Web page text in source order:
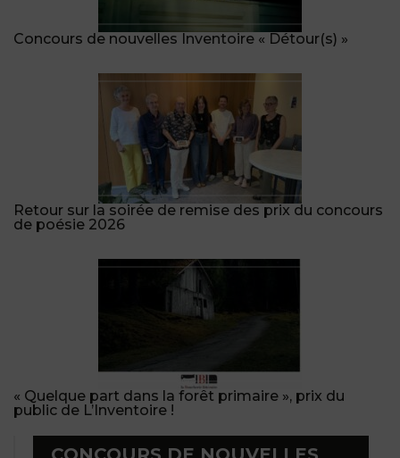
Concours de nouvelles Inventoire « Détour(s) »
Retour sur la soirée de remise des prix du concours
de poésie 2026
« Quelque part dans la forêt primaire », prix du
public de L’Inventoire !